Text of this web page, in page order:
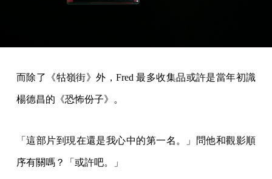
而除了《牯嶺街》外，Fred 最多收集品或許是當年初識
楊德昌的《恐怖份子》。
「這部片到現在還是我心中的第一名。」問他和觀影順
序有關嗎？「或許吧。」